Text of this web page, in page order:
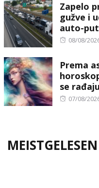
Zapelo
gužve i
auto-
Posted
08/08/
Prema
se
Posted
07/08/
MEISTGELESEN